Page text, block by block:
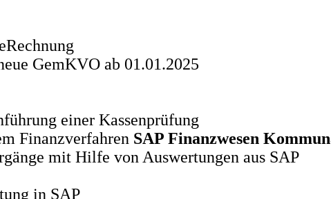
GemKVO ab 01.01.2025
einer Kassenprüfung
Finanzverfahren SAP Finanzwesen
mit Hilfe von Auswertungen aus SAP
in SAP